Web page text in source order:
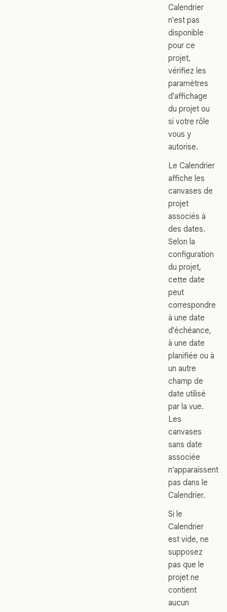
Calendrier
n'est pas
disponible
pour ce
projet,
vérifiez les
paramètres
d'affichage
du projet ou
si votre rôle
vous y
autorise.
Le Calendrier
affiche les
canvases de
projet
associés à
des dates.
Selon la
configuration
du projet,
cette date
peut
correspondre
à une date
d'échéance,
à une date
planifiée ou à
un autre
champ de
date utilisé
par la vue.
Les
canvases
sans date
associée
n'apparaissent
pas dans le
Calendrier.
Si le
Calendrier
est vide, ne
supposez
pas que le
projet ne
contient
aucun